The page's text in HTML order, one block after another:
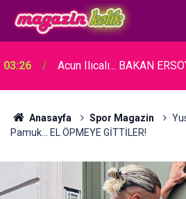
03:26 Acun Ilıcalı... BAKAN
Anasayfa Spor Magazin
Pamuk... EL ÖPMEYE GİTTİLER!